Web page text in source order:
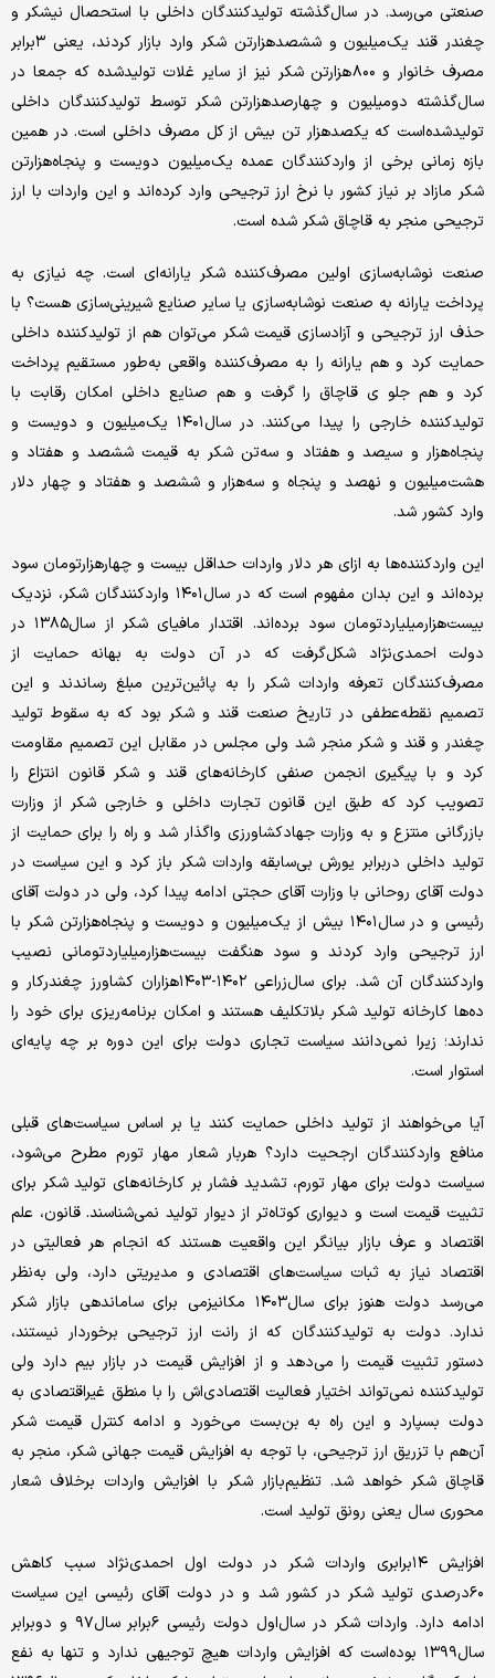
صنعتی می‌رسد. در سال‌گذشته تولید‌کنندگان داخلی با استحصال نیشکر و
چغندر قند یک‌میلیون و ششصد‌هزار‌تن شکر وارد بازار کردند، یعنی ۳‌برابر
مصرف خانوار و ۸۰۰‌هزار‌تن شکر نیز از سایر غلات تولیدشده که جمعا در
سال‌گذشته دو‌میلیون و چهارصد‌هزار‌تن شکر توسط تولید‌کنندگان داخلی
تولیدشده‌است که یکصد‌هزار‌ تن بیش از کل مصرف داخلی است. در همین
بازه زمانی برخی از واردکنندگان عمده یک‌میلیون دویست و پنجاه‌هزار‌تن
شکر مازاد بر نیاز کشور با نرخ ارز ترجیحی وارد کرده‌اند و این واردات با ارز
ترجیحی منجر به قاچاق شکر شده است.
صنعت نوشابه‌‌‌‌‌‌سازی اولین مصرف‌کننده شکر یارانه‌‌‌‌‌‌ای است. چه نیازی به
پرداخت یارانه به صنعت نوشابه‌‌‌‌‌‌سازی یا سایر صنایع شیرینی‌‌‌‌‌‌‌سازی هست؟ با
حذف ارز ترجیحی و آزادسازی قیمت شکر می‌توان هم از تولیدکننده داخلی
حمایت کرد و هم یارانه را به مصرف‌کننده واقعی به‌طور مستقیم پرداخت
کرد و هم جلو ی قاچاق را گرفت و هم صنایع داخلی امکان رقابت با
تولیدکننده خارجی را پیدا می‌کنند. در سال‌۱۴۰۱ یک‌میلیون و دویست و
پنجاه‌هزار و سیصد و هفتاد و سه‌‌تن شکر به قیمت ششصد و هفتاد و
هشت‌میلیون و نهصد و پنجاه و سه‌هزار و ششصد و هفتاد و چهار دلار
وارد کشور شد.
این واردکننده‌‌‌‌‌‌ها به ازای هر دلار واردات حداقل بیست و چهار‌هزار‌تومان سود
برده‌‌‌‌‌‌اند و این بدان مفهوم است که در سال‌۱۴۰۱ واردکنندگان شکر، نزدیک
بیست‌هزار‌میلیارد‌تومان سود برده‌‌‌‌‌‌اند. اقتدار مافیای شکر از سال‌۱۳۸۵ در
دولت احمدی‌‌‌‌‌‌نژاد شکل‌گرفت که در آن دولت به بهانه حمایت از
مصرف‌کنندگان تعرفه واردات شکر را به پائین‌‌‌‌‌‌ترین مبلغ رساندند و این
تصمیم نقطه‌عطفی در تاریخ صنعت قند و شکر بود که به سقوط تولید
چغندر و قند و شکر منجر شد ولی مجلس در مقابل این تصمیم مقاومت
کرد و با پیگیری انجمن صنفی کارخانه‌‌‌‌‌‌های قند و شکر قانون انتزاع را
تصویب کرد که طبق این قانون تجارت داخلی و خارجی شکر از وزارت
بازرگانی منتزع و به وزارت جهادکشاورزی واگذار شد و راه را برای حمایت از
تولید داخلی در‌برابر یورش بی‌سابقه واردات شکر باز کرد و این سیاست در
دولت آقای روحانی با وزارت آقای حجتی ادامه پیدا کرد، ولی در دولت آقای
رئیسی و در سال‌۱۴۰۱ بیش از یک‌میلیون و دویست و پنجاه‌هزار‌تن شکر با
ارز ترجیحی وارد کردند و سود هنگفت بیست‌هزار‌میلیارد‌تومانی نصیب
واردکنندگان آن شد. برای سال‌زراعی ۱۴۰۲-۱۴۰۳‌هزاران کشاورز چغندرکار و
ده‌‌‌‌‌‌ها کارخانه تولید شکر بلاتکلیف هستند و امکان برنامه‌ریزی برای خود را
ندارند؛ زیرا نمی‌دانند سیاست تجاری دولت برای این دوره بر چه پایه‌‌‌‌‌‌ای
استوار است.
آیا می‌خواهند از تولید داخلی حمایت کنند یا بر اساس سیاست‌های قبلی
منافع واردکنندگان ارجحیت دارد؟ هر‌بار شعار مهار تورم مطرح می‌شود،
سیاست دولت برای مهار تورم، تشدید فشار بر کارخانه‌‌‌‌‌‌های تولید شکر برای
تثبیت قیمت است و دیواری کوتاه‌تر از دیوار تولید نمی‌شناسند. قانون، علم
اقتصاد و عرف بازار بیانگر این واقعیت هستند که انجام هر فعالیتی در
اقتصاد نیاز به ثبات سیاست‌های اقتصادی و مدیریتی دارد، ولی به‌نظر
می‌رسد دولت هنوز برای سال‌۱۴۰۳ مکانیزمی برای ساماندهی بازار شکر
ندارد. دولت به تولیدکنندگان که از رانت ارز ترجیحی برخوردار نیستند،
دستور تثبیت قیمت را می‌دهد و از افزایش قیمت در بازار بیم دارد ولی
تولیدکننده نمی‌تواند اختیار فعالیت اقتصادی‌‌‌‌‌‌اش را با منطق غیراقتصادی به
دولت بسپارد و این راه به بن‌بست می‌خورد و ادامه کنترل قیمت شکر
آن‌هم با تزریق ارز ترجیحی، با توجه به افزایش قیمت جهانی شکر، منجر به
قاچاق شکر خواهد شد. تنظیم‌بازار شکر با افزایش واردات برخلاف شعار
محوری سال ‌یعنی رونق تولید است.
افزایش ۱۴برابری واردات شکر در دولت اول احمدی‌‌‌‌‌‌نژاد سبب کاهش
۶۰‌درصدی تولید شکر در کشور شد و در دولت آقای رئیسی این سیاست
ادامه دارد. واردات شکر در سال‌اول دولت رئیسی ۶‌برابر سال‌۹۷ و دو‌برابر
سال‌۱۳۹۹ بوده‌است که افزایش واردات هیچ توجیهی ندارد و تنها به نفع